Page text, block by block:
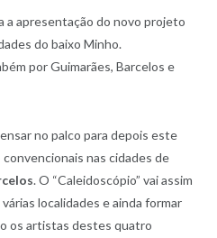
a apresentação do novo projeto
do baixo Minho.
por Guimarães, Barcelos e
no palco para depois este
nas cidades de
. O “Caleidoscópio” vai assim
localidades e ainda formar
os artistas destes quatro